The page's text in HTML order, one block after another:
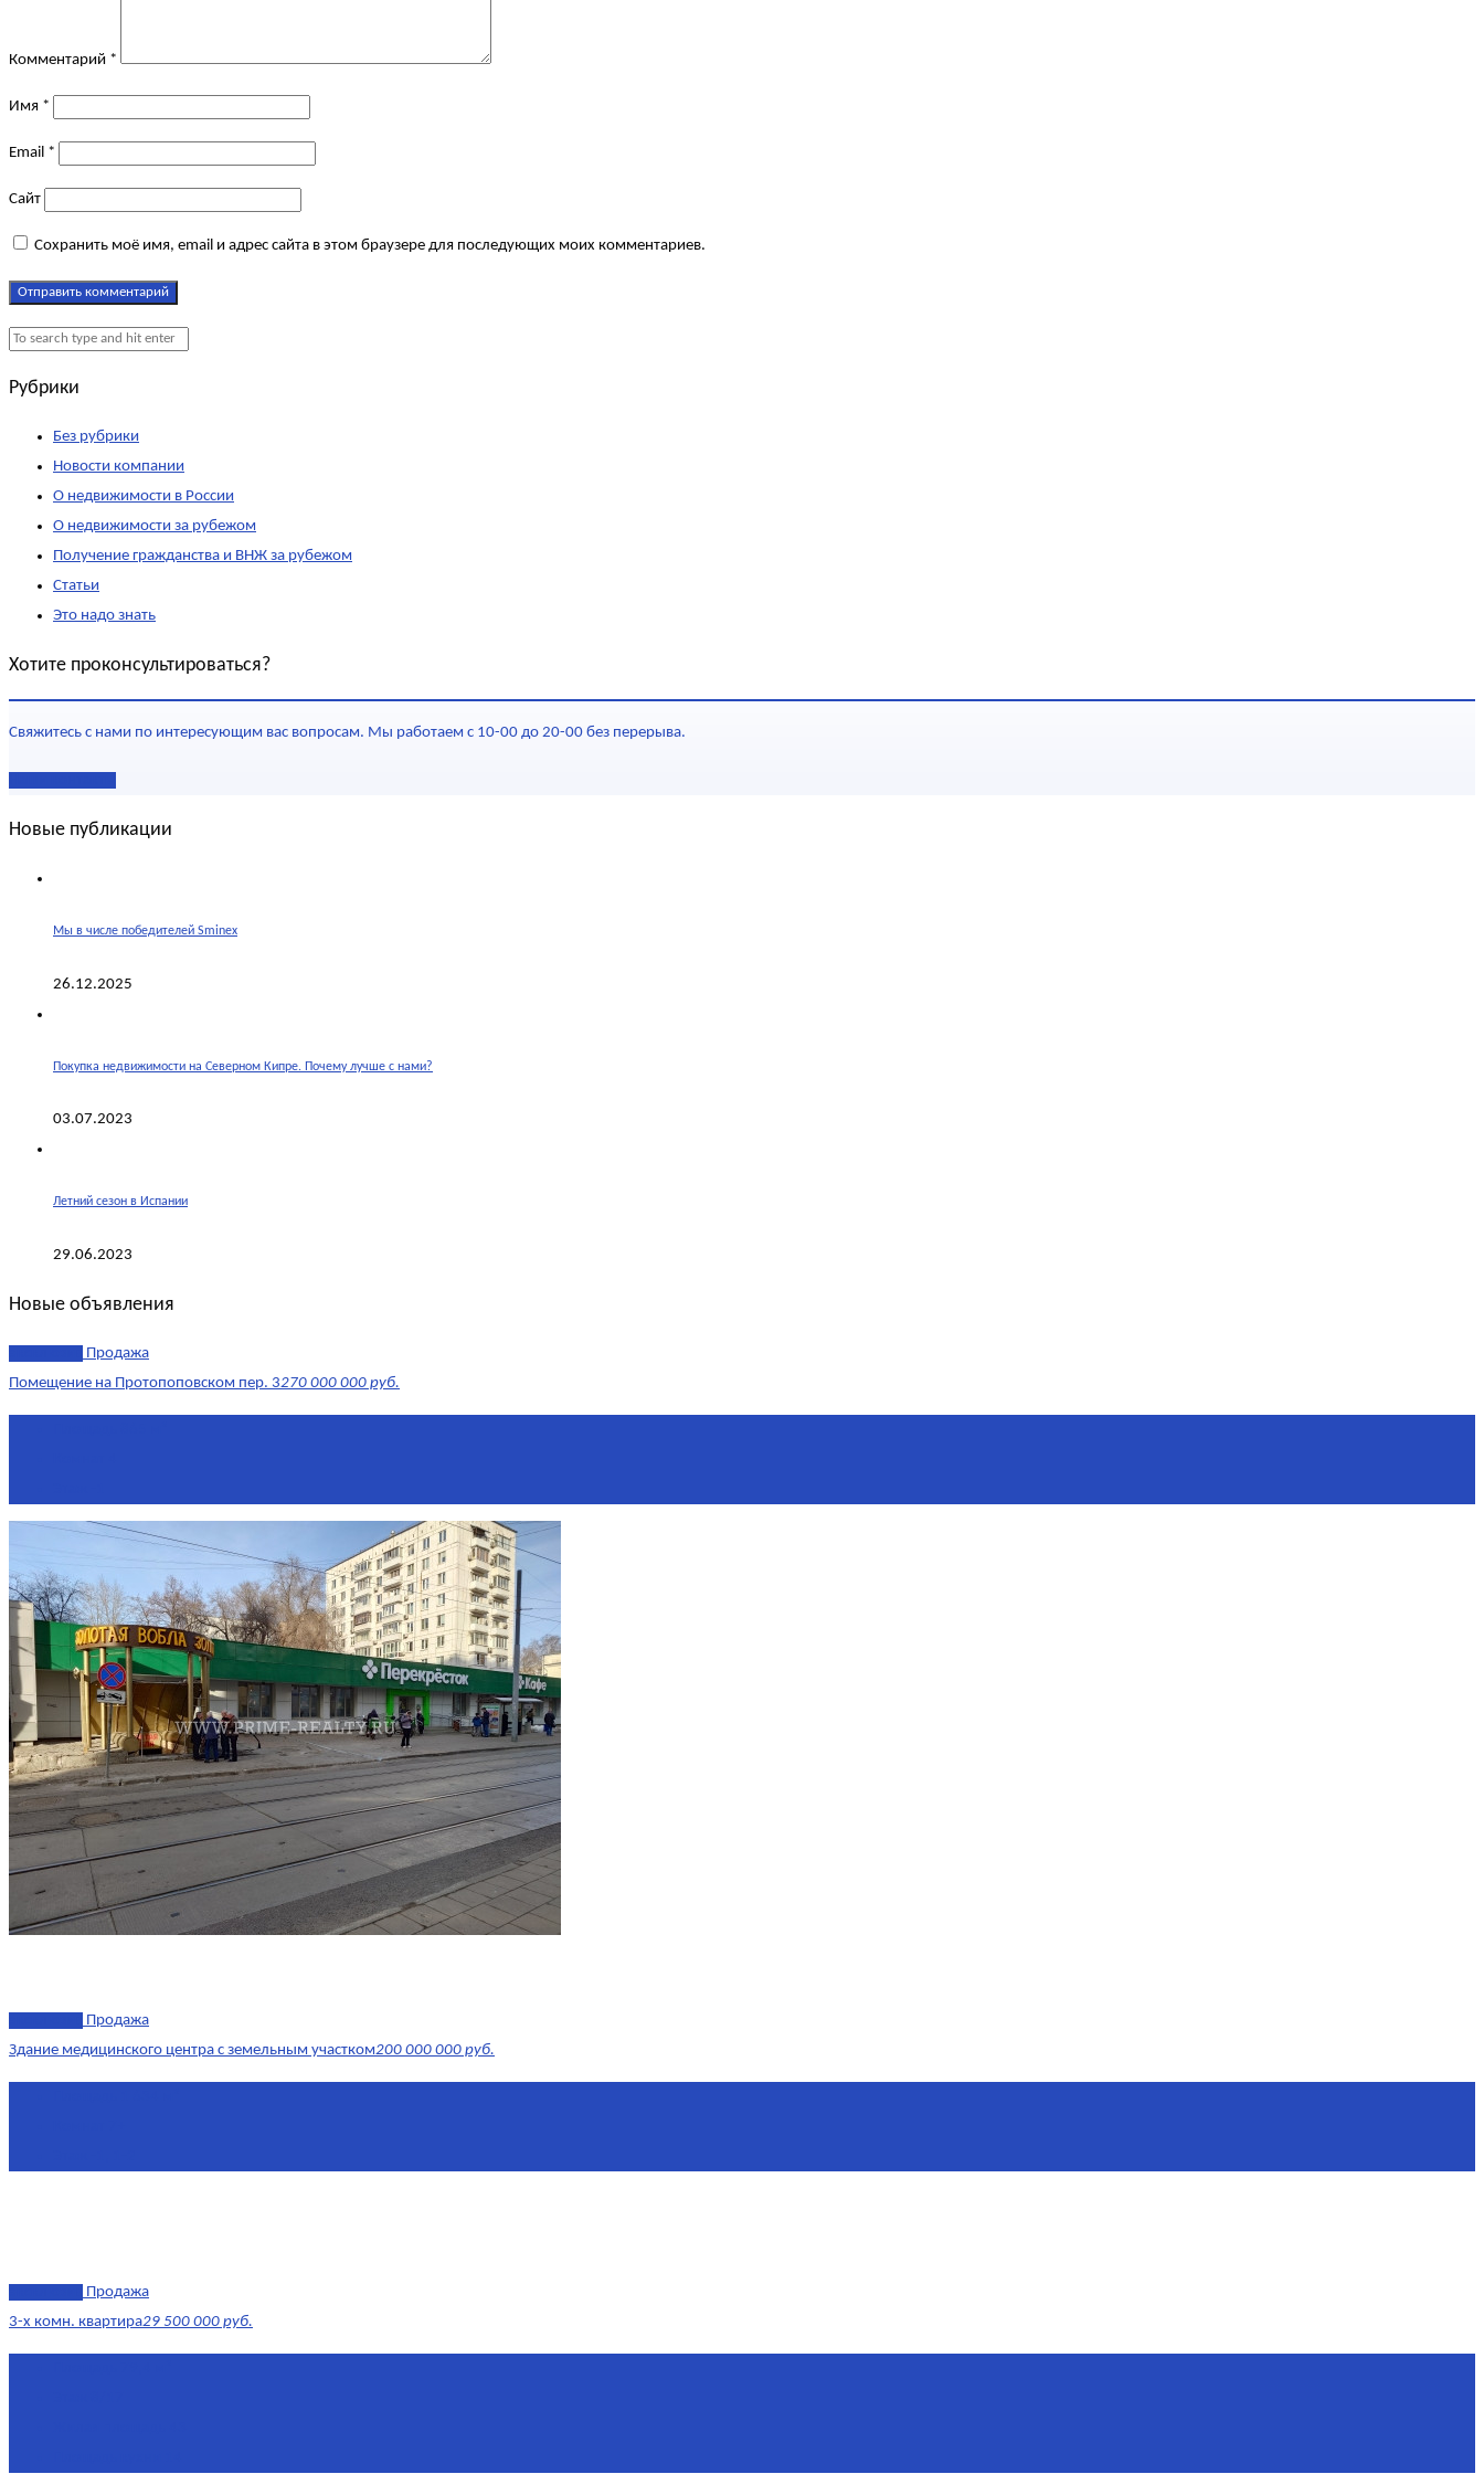
Комментарий *
Имя *
Email *
Сайт
Сохранить моё имя, email и адрес сайта в этом браузере для последующих моих комментариев.
Рубрики
Без рубрики
Новости компании
О недвижимости в России
О недвижимости за рубежом
Получение гражданства и ВНЖ за рубежом
Статьи
Это надо знать
Хотите проконсультироваться?
Свяжитесь с нами по интересующим вас вопросам. Мы работаем с 10-00 до 20-00 без перерыва.
Новые публикации
Мы в числе победителей Sminex
26.12.2025
Покупка недвижимости на Северном Кипре. Почему лучше с нами?
03.07.2023
Летний сезон в Испании
29.06.2023
Новые объявления
Продажа
Помещение на Протопоповском пер. 3270 000 000 руб.
Продажа
Здание медицинского центра с земельным участком200 000 000 руб.
Продажа
3-х комн. квартира29 500 000 руб.